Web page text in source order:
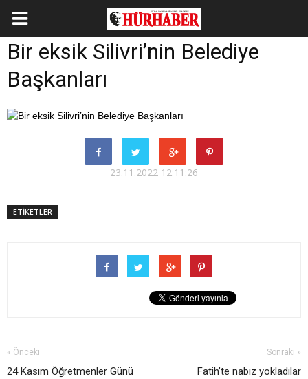
Bir eksik Silivri’nin Belediye
Başkanları
23.11.2022 12:11:26
ETİKETLER
« Önceki
24 Kasım Öğretmenler Günü
Sonraki »
Fatih’te nabız yokladılar